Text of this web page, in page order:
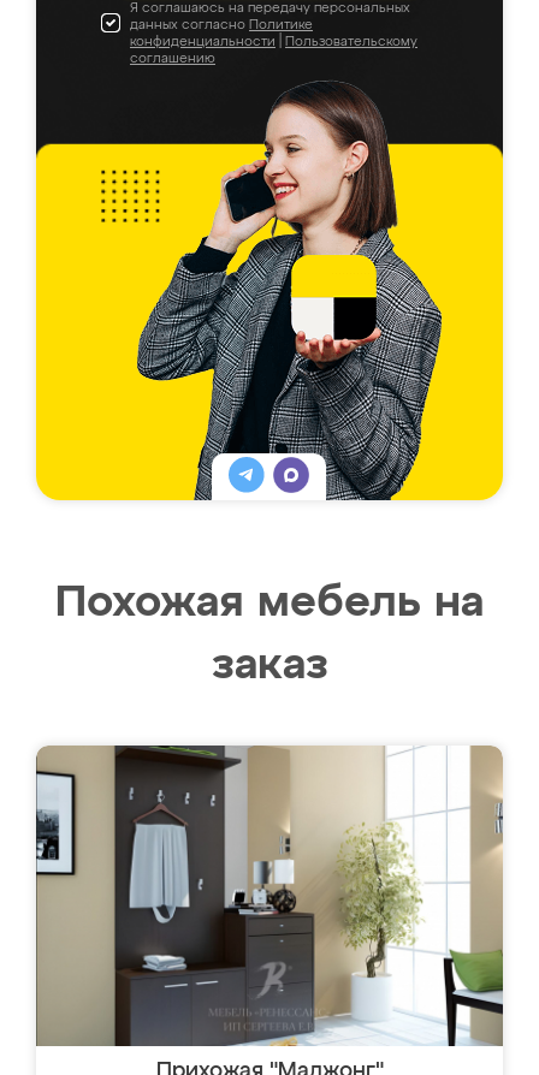
Я соглашаюсь на передачу персональных
данных согласно Политике
конфиденциальности
Пользовательскому
соглашению
Похожая мебель на
заказ